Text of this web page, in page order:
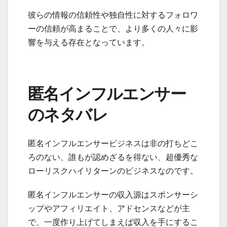
彼らの情報の信頼性や独自性に対するフォロワ
ーの信頼が高まることで、より多くの人々に影
響を与える存在となっています。
匿名インフルエンサー
のネタバレ
匿名インフルエンサービジネスは非の打ちどこ
ろのない、誰もが認めざるを得ない、超優秀な
ローリスクハイリターンのビジネスなのです。
匿名インフルエンサーの収入源はスポンサーシ
ップやアフィリエイト、アドセンスなどが主
で、一度作り上げてしまえば収入を手にするこ